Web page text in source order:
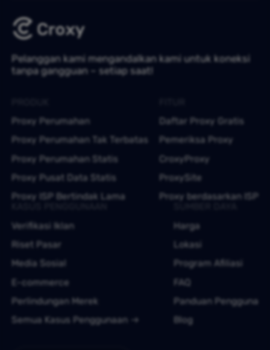
Pelanggan kami mengandalkan kami untuk koneksi
tanpa gangguan – setiap saat!
Proxy Perumahan
Proxy Perumahan Tak Terbatas
Proxy Perumahan Statis
Proxy Pusat Data Statis
Proxy ISP Bertindak Lama
Daftar Proxy Gratis
Pemeriksa Proxy
CroxyProxy
ProxySite
Proxy berdasarkan ISP
Verifikasi Iklan
Riset Pasar
Media Sosial
E-commerce
Perlindungan Merek
Semua Kasus Penggunaan
Harga
Lokasi
Program Afiliasi
FAQ
Panduan Pengguna
Blog